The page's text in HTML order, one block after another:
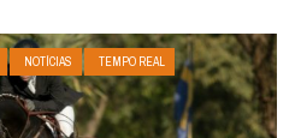
NOTÍCIAS TEMPO REAL